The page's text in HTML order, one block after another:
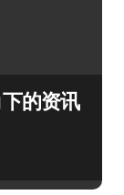
的资讯